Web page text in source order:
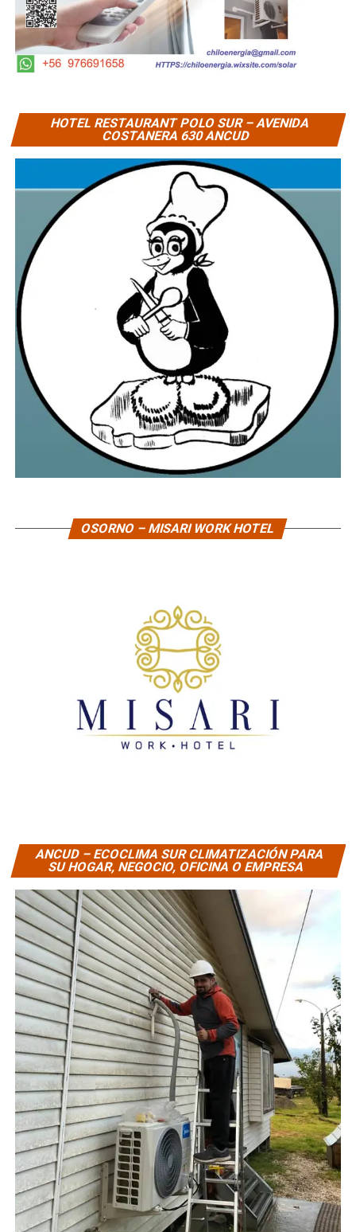
HOTEL RESTAURANT POLO SUR – AVENIDA
COSTANERA 630 ANCUD
OSORNO – MISARI WORK HOTEL
ANCUD – ECOCLIMA SUR CLIMATIZACIÓN PARA
SU HOGAR, NEGOCIO, OFICINA O EMPRESA